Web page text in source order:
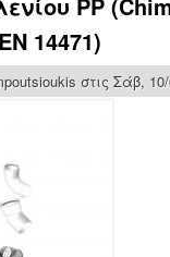
14471)
στις Σάβ,